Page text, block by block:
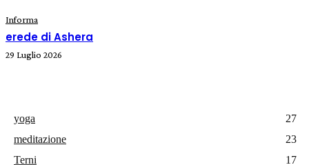
Informa
erede di Ashera
29 Luglio 2026
yoga
27
meditazione
23
Terni
17